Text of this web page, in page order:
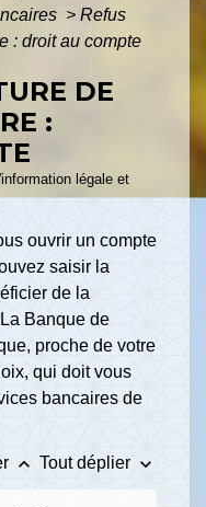
> Refus
: droit au compte
DE
:
légale et
ouvrir un compte
saisir la
de la
Banque de
proche de votre
qui doit vous
bancaires de
keyboard_arrow_up Tout déplier keyboard_arrow_down